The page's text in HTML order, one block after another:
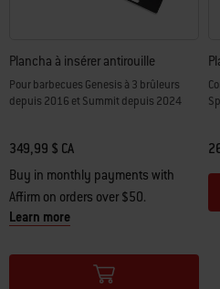
Plancha à insérer antirouille
Pour barbecues Genesis à 3 brûleurs
depuis 2016 et Summit depuis 2024
349,99 $ CA
Buy in monthly payments with
Affirm on orders over $50.
Learn more
Color Options